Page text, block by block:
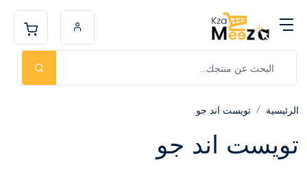
الرئيسية تويست اند جو
تويست اند جو